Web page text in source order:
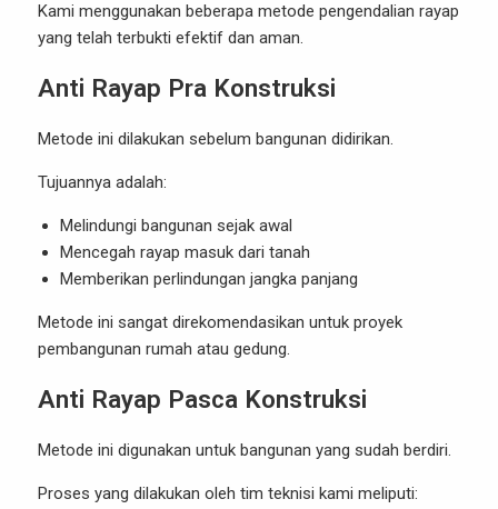
Kami menggunakan beberapa metode pengendalian rayap
yang telah terbukti efektif dan aman.
Anti Rayap Pra Konstruksi
Metode ini dilakukan sebelum bangunan didirikan.
Tujuannya adalah:
Melindungi bangunan sejak awal
Mencegah rayap masuk dari tanah
Memberikan perlindungan jangka panjang
Metode ini sangat direkomendasikan untuk proyek
pembangunan rumah atau gedung.
Anti Rayap Pasca Konstruksi
Metode ini digunakan untuk bangunan yang sudah berdiri.
Proses yang dilakukan oleh tim teknisi kami meliputi: